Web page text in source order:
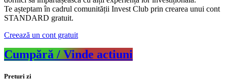
Te așteptam în cadrul comunității Invest Club prin crearea unui cont
STANDARD gratuit.
Creează un cont gratuit
Cumpără / Vinde actiuni
Preturi zi